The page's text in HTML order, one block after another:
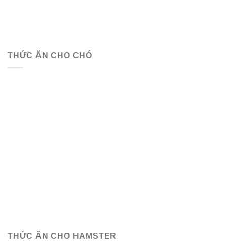
THỨC ĂN CHO CHÓ
THỨC ĂN CHO HAMSTER